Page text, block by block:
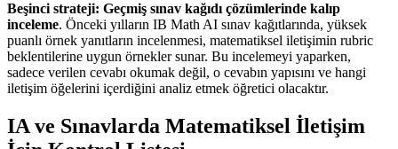
Beşinci strateji: Geçmiş sınav kağıdı çözümlerinde kalıp
inceleme. Önceki yılların IB Math AI sınav kağıtlarında, yüksek
puanlı örnek yanıtların incelenmesi, matematiksel iletişimin rubric
beklentilerine uygun örnekler sunar. Bu incelemeyi yaparken,
sadece verilen cevabı okumak değil, o cevabın yapısını ve hangi
iletişim öğelerini içerdiğini analiz etmek öğretici olacaktır.
IA ve Sınavlarda Matematiksel İletişim